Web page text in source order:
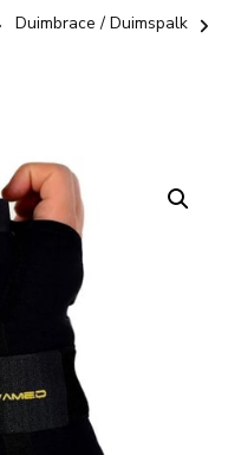
Duimbrace / Duimspalk